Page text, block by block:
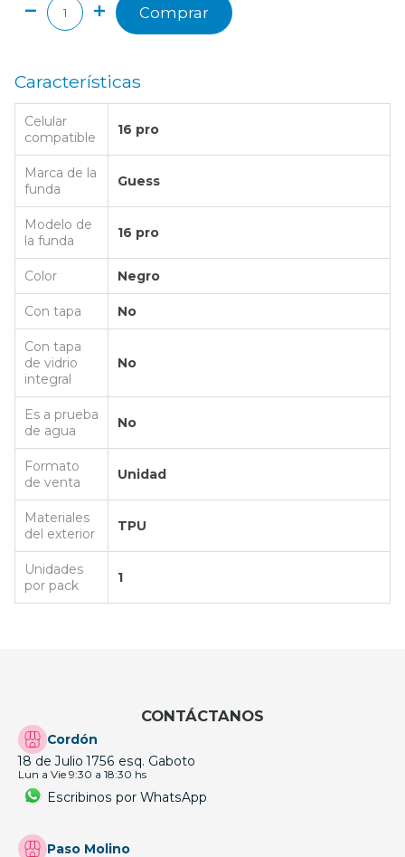
Comprar
Características
Celular
compatible
16 pro
Marca de la
funda
Guess
Modelo de
la funda
16 pro
Color Negro
Con tapa No
Con tapa
de vidrio
integral
No
Es a prueba
de agua
No
Formato
de venta
Unidad
Materiales
del exterior
TPU
Unidades
por pack
1
CONTÁCTANOS
Cordón
18 de Julio 1756 esq. Gaboto
Lun a Vie 9:30 a 18:30 hs
Escribinos por WhatsApp
Paso Molino